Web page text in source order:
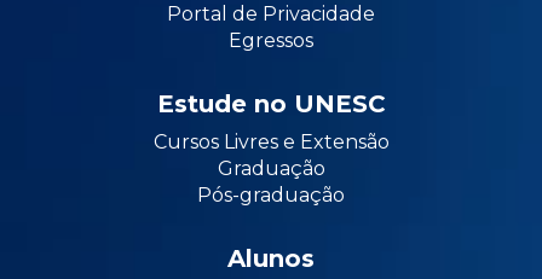
Portal de Privacidade
Egressos
Estude no UNESC
Cursos Livres e Extensão
Graduação
Pós-graduação
Alunos